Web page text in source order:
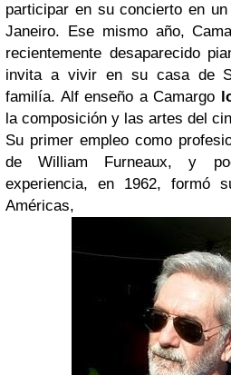
participar en su concierto en
Janeiro. Ese mismo año,
recientemente desaparecido
invita a vivir en su casa de
familía. Alf enseño a Camargo
la composición y las artes del
Su primer empleo como
deWilliam Furneaux, y
experiencia, en 1962, formó
Américas,